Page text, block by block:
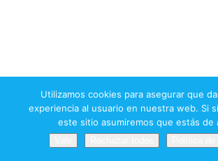
Toggle
Navigation
Utilizamos cookies para asegurar que
experiencia al usuario en nuestra web. Si
este sitio asumiremos que estás de